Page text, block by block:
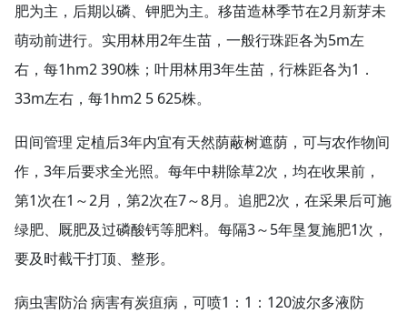
肥为主，后期以磷、钾肥为主。移苗造林季节在2月新芽未
萌动前进行。实用林用2年生苗，一般行珠距各为5m左
右，每1hm2 390株；叶用林用3年生苗，行株距各为1．
33m左右，每1hm2 5 625株。
田间管理 定植后3年内宜有天然荫蔽树遮荫，可与农作物间
作，3年后要求全光照。每年中耕除草2次，均在收果前，
第1次在1～2月，第2次在7～8月。追肥2次，在采果后可施
绿肥、厩肥及过磷酸钙等肥料。每隔3～5年垦复施肥1次，
要及时截干打顶、整形。
病虫害防治 病害有炭疽病，可喷1：1：120波尔多液防